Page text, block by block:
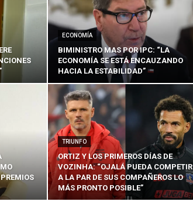
ECONOMÍA
BIMINISTRO MAS POR IPC: “LA
ECONOMÍA SE ESTÁ ENCAUZANDO
HACIA LA ESTABILIDAD”
TRIUNFO
ORTIZ Y LOS PRIMEROS DÍAS DE
VOZINHA: “OJALÁ PUEDA COMPETIR
A LA PAR DE SUS COMPAÑEROS LO
MÁS PRONTO POSIBLE”